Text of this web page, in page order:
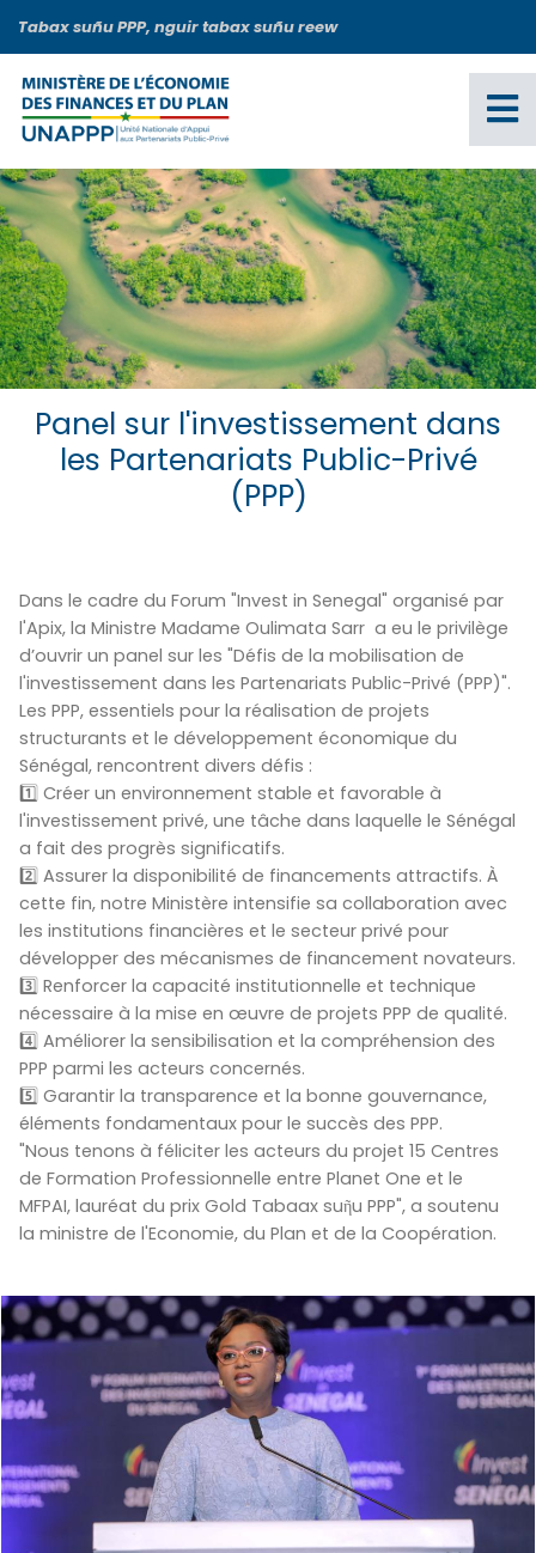
contenu
principal
Tabax suñu PPP, nguir tabax suñu reew
Panel sur l'investissement dans
les Partenariats Public-Privé
(PPP)
Dans le cadre du Forum "Invest in Senegal" organisé par
l'Apix, la Ministre Madame Oulimata Sarr a eu le privilège
d’ouvrir un panel sur les "Défis de la mobilisation de
l'investissement dans les Partenariats Public-Privé (PPP)".
Les PPP, essentiels pour la réalisation de projets
structurants et le développement économique du
Sénégal, rencontrent divers défis :
1️⃣ Créer un environnement stable et favorable à
l'investissement privé, une tâche dans laquelle le Sénégal
a fait des progrès significatifs.
2️⃣ Assurer la disponibilité de financements attractifs. À
cette fin, notre Ministère intensifie sa collaboration avec
les institutions financières et le secteur privé pour
développer des mécanismes de financement novateurs.
3️⃣ Renforcer la capacité institutionnelle et technique
nécessaire à la mise en œuvre de projets PPP de qualité.
4️⃣ Améliorer la sensibilisation et la compréhension des
PPP parmi les acteurs concernés.
5️⃣ Garantir la transparence et la bonne gouvernance,
éléments fondamentaux pour le succès des PPP.
"Nous tenons à féliciter les acteurs du projet 15 Centres
de Formation Professionnelle entre Planet One et le
MFPAI, lauréat du prix Gold Tabaax suῆu PPP", a soutenu
la ministre de l'Economie, du Plan et de la Coopération.